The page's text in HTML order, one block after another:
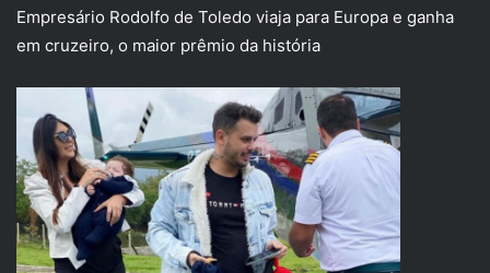
Empresário Rodolfo de Toledo viaja para Europa e ganha
em cruzeiro, o maior prêmio da história